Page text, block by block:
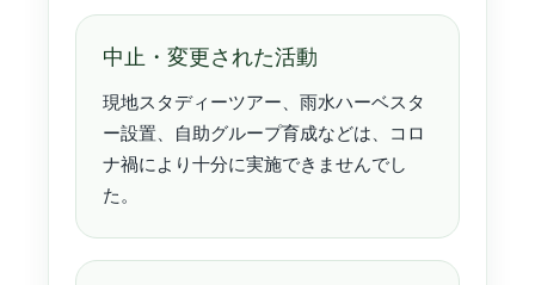
中止・変更された活動
現地スタディーツアー、雨水ハーベスタ
ー設置、自助グループ育成などは、コロ
ナ禍により十分に実施できませんでし
た。